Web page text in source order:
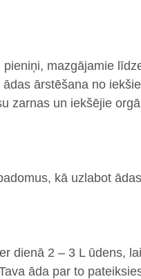
pieniņi, mazgājamie
ārstēšana no
zarnas un iekšējie
kā uzlabot
dienā 2 – 3 L ūdens,
āda par to